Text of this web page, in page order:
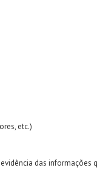
etc.)
das informações